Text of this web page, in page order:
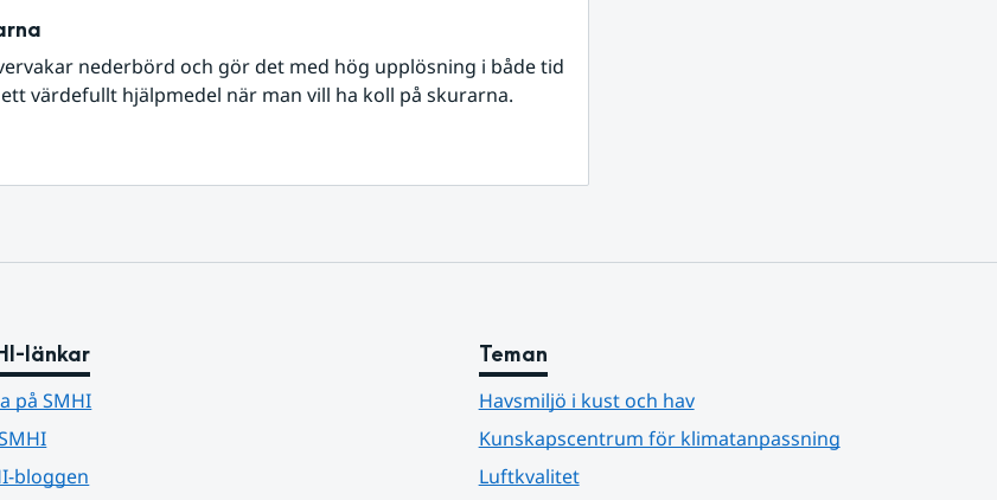
nederbörd och gör det med hög upplösning i både tid
värdefullt hjälpmedel när man vill ha koll på skurarna.
länkar
på SMHI
bloggen
Teman
Havsmiljö i kust och hav
Kunskapscentrum för klimatanpassning
Luftkvalitet